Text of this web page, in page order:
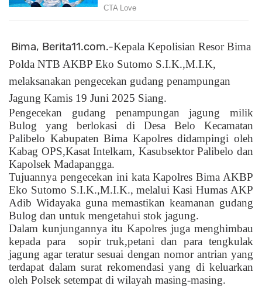
Bima, Berita11.com.-Kepala Kepolisian Resor Bima
Polda NTB AKBP Eko Sutomo S.I.K.,M.I.K,
melaksanakan pengecekan gudang penampungan
Jagung Kamis 19 Juni 2025 Siang.
Pengecekan gudang penampungan jagung milik
Bulog yang berlokasi di Desa Belo Kecamatan
Palibelo Kabupaten Bima Kapolres didampingi oleh
Kabag OPS,Kasat Intelkam, Kasubsektor Palibelo dan
Kapolsek Madapangga.
Tujuannya pengecekan ini kata Kapolres Bima AKBP
Eko Sutomo S.I.K.,M.I.K., melalui Kasi Humas AKP
Adib Widayaka guna memastikan keamanan gudang
Bulog dan untuk mengetahui stok jagung.
Dalam kunjungannya itu Kapolres juga menghimbau
kepada para
sopir truk,petani dan para tengkulak
jagung agar teratur sesuai dengan nomor antrian yang
terdapat dalam surat rekomendasi yang di keluarkan
oleh Polsek setempat di wilayah masing-masing.